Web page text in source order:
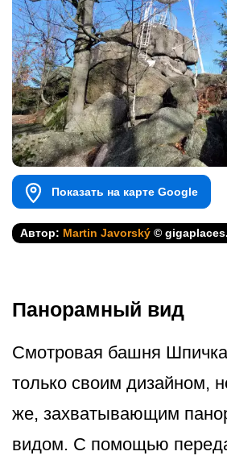
Показать на карте Google
Автор: Martin Javorský ©
Панорамный вид
Смотровая башня
только своим дизайном,
же, захватывающим
видом. С помощью